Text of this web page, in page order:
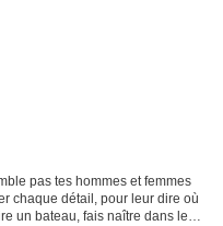
pas tes hommes et femmes
chaque détail, pour leur dire où
un bateau, fais naître dans le